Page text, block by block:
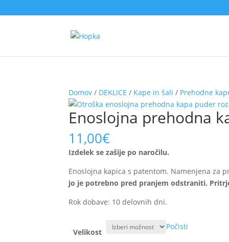
Domov / DEKLICE / Kape in šali / Prehodne
Enoslojna prehodna
11,00€
Izdelek se zašije po naročilu.
Enoslojna kapica s patentom. Namenjena za
jo je potrebno pred pranjem odstraniti.
Rok dobave: 10 delovnih dni.
Velikost
Počisti